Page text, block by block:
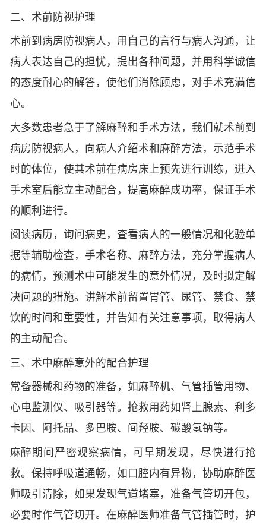
二、术前防视护理
术前到病房防视病人，用自己的言行与病人沟通，让
病人表达自己的担忧，提出各种问题，并用科学诚信
的态度耐心的解答，使他们消除顾虑，对手术充满信
心。
大多数患者急于了解麻醉和手术方法，我们就术前到
病房防视病人，向病人介绍术和麻醉方法，示范手术
时的体位，使其术前在病房床上预先进行训练，进入
手术室后能立主动配合，提高麻醉成功率，保证手术
的顺利进行。
阅读病历，询问病史，查看病人的一般情况和化验单
据等辅助检查，手术名称、麻醉方法，充分掌握病人
的病情，预测术中可能发生的意外情况，及时拟定解
决问题的措施。讲解术前留置胃管、尿管、禁食、禁
饮的时间和重要性，并告知有关注意事项，取得病人
的主动配合。
三、术中麻醉意外的配合护理
常备器械和药物的准备，如麻醉机、气管插管用物、
心电监测仪、吸引器等。抢救用药如肾上腺素、利多
卡因、阿托品、多巴胺、间羟胺、碳酸氢钠等。
麻醉期间严密观察病情，可早期发现，尽快进行抢
救。保持呼吸道通畅，如口腔内有异物，协助麻醉医
师吸引清除，如果发现气道堵塞，准备气管切开包，
必要时作气管切开。在麻醉医师准备气管插管时，护